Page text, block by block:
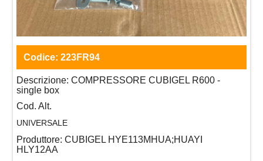
Codice: 223FR94
Descrizione: COMPRESSORE CUBIGEL R600 -
single box
Cod. Alt.
UNIVERSALE
Produttore: CUBIGEL HYE113MHUA;HUAYI
HLY12AA